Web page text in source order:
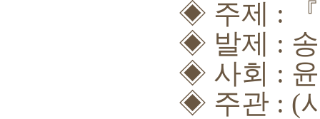
◈ 주제 :
◈ 발제 :
◈ 사회 :
◈ 주관 : (